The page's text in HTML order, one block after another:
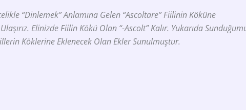
“dinlemek” Anlamına Gelen “ascoltare”Fiilinin Köküne
Elinizde Fiilin Kökü Olan “-Ascolt”Kalır. Yukarıda
Köklerine Eklenecek Olan Ekler Sunulmuştur.